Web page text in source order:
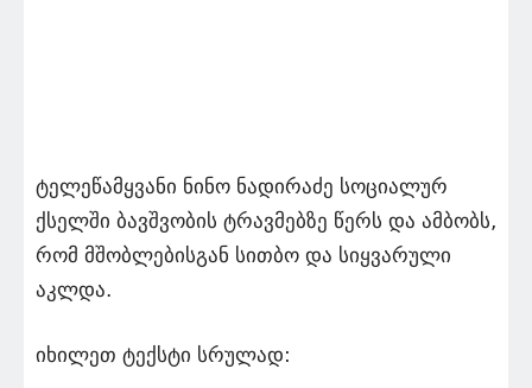
ტელეწამყვანი ნინო ნადირაძე სოციალურ
ქსელში ბავშვობის ტრავმებზე წერს და ამბობს,
რომ მშობლებისგან სითბო და სიყვარული
აკლდა.
იხილეთ ტექსტი სრულად: